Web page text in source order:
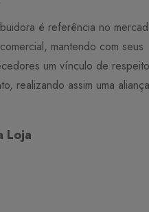
é referência no
mantendo com seus
um vínculo de
realizando assim uma aliança
Loja